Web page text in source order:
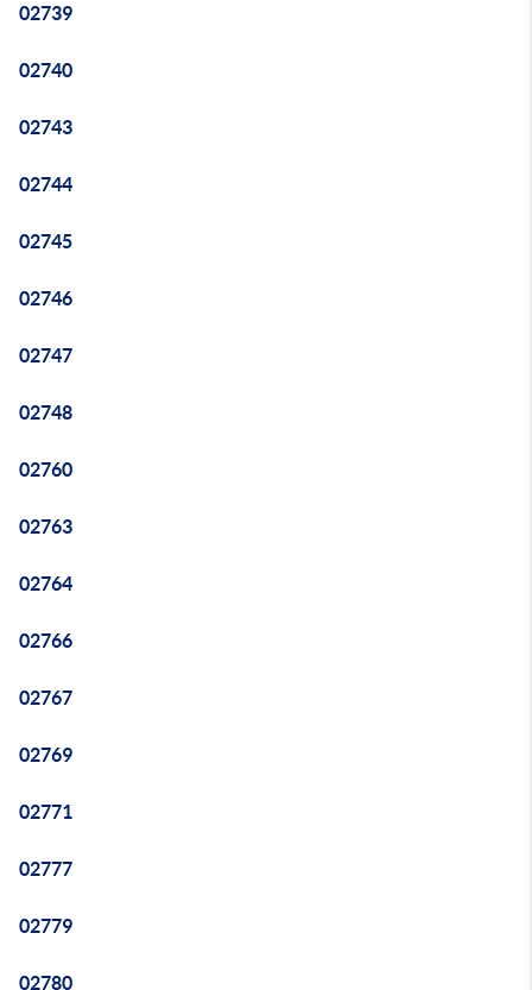
02739
02740
02743
02744
02745
02746
02747
02748
02760
02763
02764
02766
02767
02769
02771
02777
02779
02780